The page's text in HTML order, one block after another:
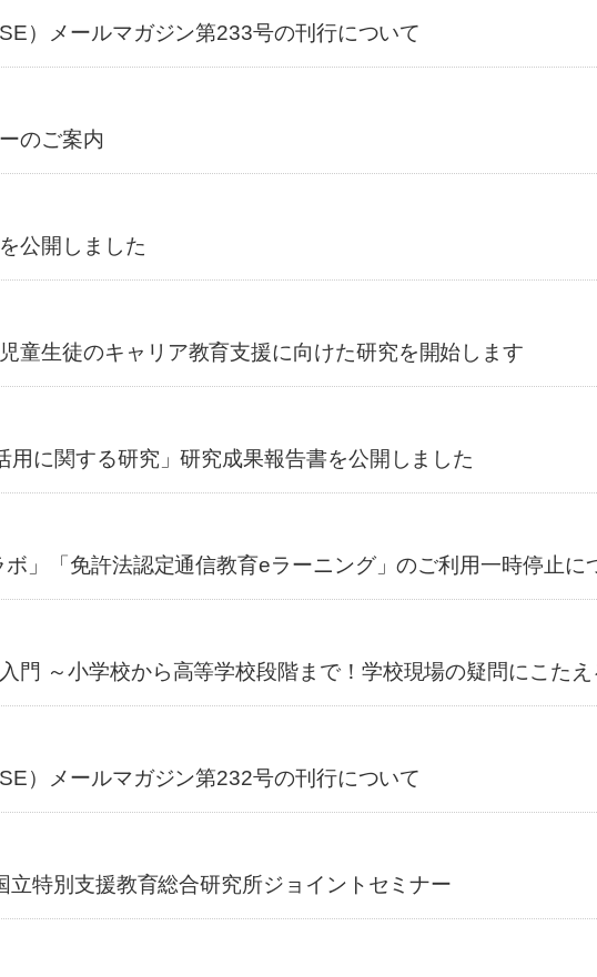
）メールマガジン第233号の刊行について
のご案内
公開しました
童生徒のキャリア教育支援に向けた研究を開始します
用に関する研究」研究成果報告書を公開しました
」「免許法認定通信教育eラーニング」のご利用一時停止に
門 ～小学校から高等学校段階まで！学校現場の疑問にこたえ
）メールマガジン第232号の刊行について
立特別支援教育総合研究所ジョイントセミナー